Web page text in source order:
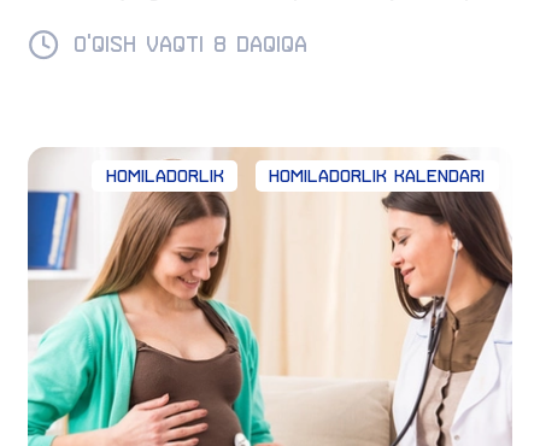
bo‘yi va vazni qanday ekanini bilib oling.
maqolamizda o‘qing!
O'QISH VAQTI 8 daqiqa
Homiladorlik Homiladorlik kalendari